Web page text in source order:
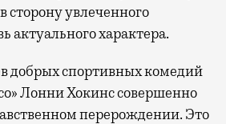
сторону увлеченного
актуального характера.
добрых спортивных комедий
Лонни Хокинс совершенно
перерождении. Это